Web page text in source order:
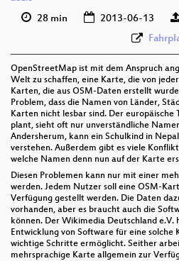
28 min 2013-06-13
OpenStreetMap ist mit dem Anspruch
Welt zu schaffen, eine Karte, die von
Karten, die aus OSM-Daten erstellt
Problem, dass die Namen von Länder,
Karten nicht lesbar sind. Der europäische
plant, sieht oft nur unverständliche
Andersherum, kann ein Schulkind in
verstehen. Außerdem gibt es viele
welche Namen denn nun auf der Karte
Diesen Problemen kann nur mit einer
werden. Jedem Nutzer soll eine OSM-
Verfügung gestellt werden. Die Daten
vorhanden, aber es braucht auch die
können. Der Wikimedia Deutschland e.V.
Entwicklung von Software für eine
wichtige Schritte ermöglicht. Seither
mehrsprachige Karte allgemein zur